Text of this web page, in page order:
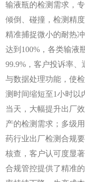
输液瓶的检测需求，
倾倒、碰撞，检测精
精准捕捉微小的耐热
达到100%，各类输液
99.9%，客户投诉率
与数据处理功能，使
测时间缩短至1小时以
当天，大幅提升出厂
产的检测需求；多级
药行业出厂检测合规
核查，客户认可度显
合规管控提供了精准